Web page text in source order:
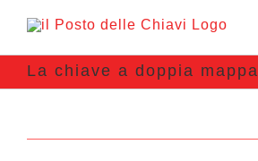
La chiave a doppia mappa